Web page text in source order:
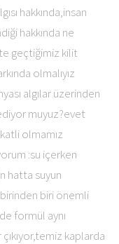
hakkında,insan
hakkında ne
geçtiğimiz kilit
olmalıyız
algılar üzerinden
muyuz?evet
olmamız
:su içerken
hatta suyun
biri önemli
formül aynı
kaplarda